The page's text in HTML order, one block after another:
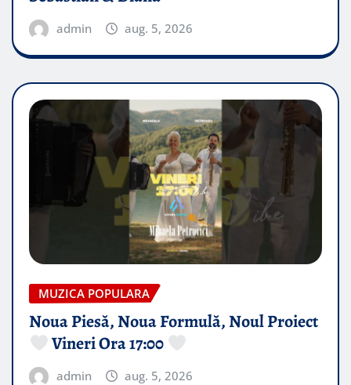
admin aug. 5, 2026
MUZICA POPULARA
Noua Piesă, Noua Formulă, Noul Proiect
Vineri Ora 17:00
admin aug. 5, 2026